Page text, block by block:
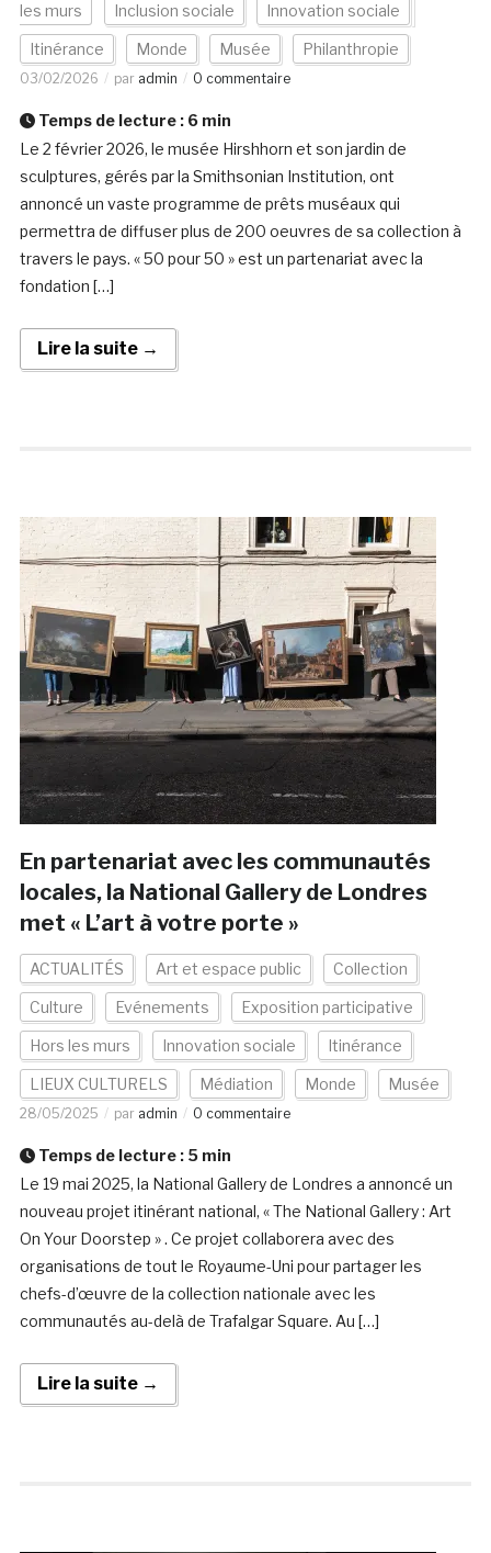
les murs Inclusion sociale Innovation sociale
Itinérance Monde Musée Philanthropie
03/02/2026 par admin 0 commentaire
Temps de lecture : 6 min
Le 2 février 2026, le musée Hirshhorn et son jardin de
sculptures, gérés par la Smithsonian Institution, ont
annoncé un vaste programme de prêts muséaux qui
permettra de diffuser plus de 200 oeuvres de sa collection à
travers le pays. « 50 pour 50 » est un partenariat avec la
fondation […]
Lire la suite →
En partenariat avec les communautés
locales, la National Gallery de Londres
met « L’art à votre porte »
ACTUALITÉS Art et espace public Collection
Culture Evénements Exposition participative
Hors les murs Innovation sociale Itinérance
LIEUX CULTURELS Médiation Monde Musée
28/05/2025 par admin 0 commentaire
Temps de lecture : 5 min
Le 19 mai 2025, la National Gallery de Londres a annoncé un
nouveau projet itinérant national, « The National Gallery : Art
On Your Doorstep » . Ce projet collaborera avec des
organisations de tout le Royaume-Uni pour partager les
chefs-d’œuvre de la collection nationale avec les
communautés au-delà de Trafalgar Square. Au […]
Lire la suite →